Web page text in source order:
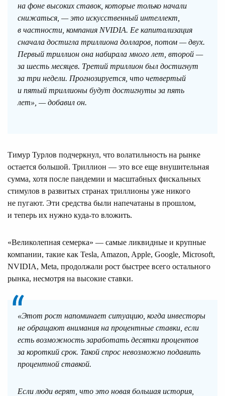
на фоне высоких ставок, которые только начали
снижаться, — это искусственный интеллект,
в частности, компания NVIDIA. Ее капитализация
сначала достигла триллиона долларов, потом — двух.
Первый триллион она набирала много лет, второй —
за шесть месяцев. Третий триллион был достигнут
за три недели. Прогнозируется, что четвертый
и пятый триллионы будут достигнуты за пять
лет», — добавил он.
Тимур Турлов подчеркнул, что волатильность на рынке
остается большой. Триллион — это все еще внушительная
сумма, хотя после пандемии и масштабных фискальных
стимулов в развитых странах триллионы уже никого
не пугают. Эти средства были напечатаны в прошлом,
и теперь их нужно куда-то вложить.
«Великолепная семерка» — самые ликвидные и крупные
компании, такие как Tesla, Amazon, Apple, Google, Microsoft,
NVIDIA, Meta, продолжали рост быстрее всего остального
рынка, несмотря на высокие ставки.
«Этот рост напоминает ситуацию, когда инвесторы
не обращают внимания на процентные ставки, если
есть возможность заработать десятки процентов
за короткий срок. Такой спрос невозможно подавить
процентной ставкой.
Если люди верят, что это новая большая история,